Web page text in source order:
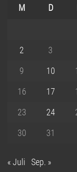
M D
2
3
9
10
16
17
23
24
30
31
« Juli Sep. »